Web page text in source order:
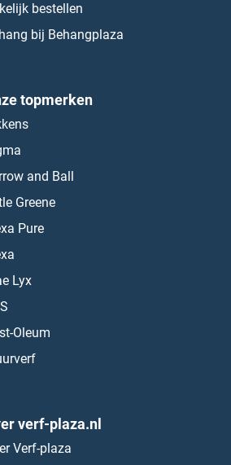
bestellen
bij Behangplaza
topmerken
and Ball
Greene
Pure
Lyx
Oleum
verf-plaza.nl
Verf-plaza